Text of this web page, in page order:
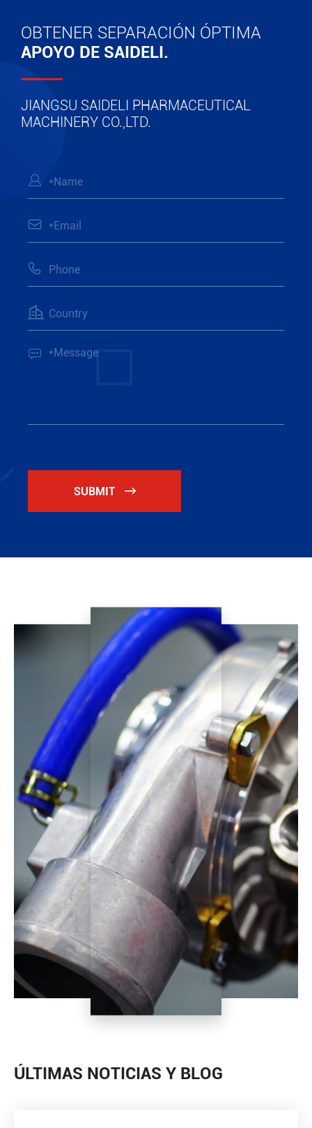
OBTENER SEPARACIÓN ÓPTIMA
APOYO DE SAIDELI.
JIANGSU SAIDELI PHARMACEUTICAL
MACHINERY CO.,LTD.





SUBMIT 
ÚLTIMAS NOTICIAS Y BLOG